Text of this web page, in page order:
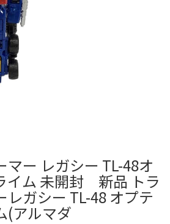
マー レガシー TL-48オ
イム 未開封 新品 トラ
レガシー TL-48 オプテ
(アルマダ